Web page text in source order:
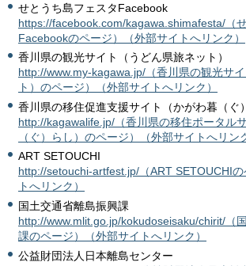
せとうち島フェスタFacebook
https://facebook.com/kagawa.shimafesta/（
Facebookのページ）（外部サイトへリンク）
香川県の観光サイト（うどん県旅ネット）
http://www.my-kagawa.jp/（香川県の観光サ
ト）のページ）（外部サイトへリンク）
香川県の移住促進支援サイト（かがわ暮（ぐ
http://kagawalife.jp/（香川県の移住ポータル
（ぐ）らし）のページ）（外部サイトへリン
ART SETOUCHI
http://setouchi-artfest.jp/（ART SETOUCHI
トへリンク）
国土交通省離島振興課
http://www.mlit.go.jp/kokudoseisaku/chirit/（
課のページ）（外部サイトへリンク）
公益財団法人日本離島センター